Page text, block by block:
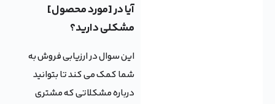
آیا در [مورد محصول]
مشکلی دارید؟
این سوال در ارزیابی فروش به
شما کمک می کند تا بتوانید
درباره مشکلاتی که مشتری